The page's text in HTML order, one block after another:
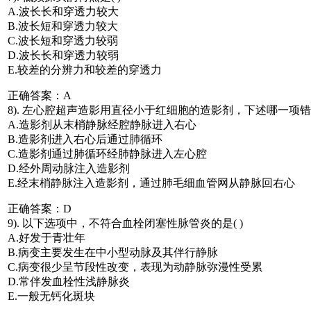
A.波长长和穿透力较大
B.波长短和穿透力较大
C.波长短和穿透力较弱
D.波长长和穿透力较弱
E.较差的分辨力和较差的穿透力
正确答案：A
8). 左心腔超声造影用直径小于红细胞的造影剂，下述哪一项
A.造影剂从末梢静脉经腔静脉进入右心
B.造影剂进入右心后通过肺循环
C.造影剂通过肺循环经肺静脉进入左心腔
D.经外周动脉注入造影剂
E.经末梢静脉注入造影剂，通过肺毛细血管网从静脉回右心
正确答案：D
9). 以下选项中，不符合血栓闭塞性脉管炎的是( )
A.好发于青壮年
B.病变主要发生在中小型动脉及其伴行静脉
C.病变很少呈节段性改变，表现为动静脉弥漫性受累
D.常伴发血栓性浅静脉炎
E.一般无钙化斑块